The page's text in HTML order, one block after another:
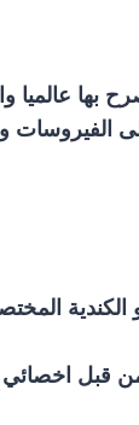
عالميا
قبل